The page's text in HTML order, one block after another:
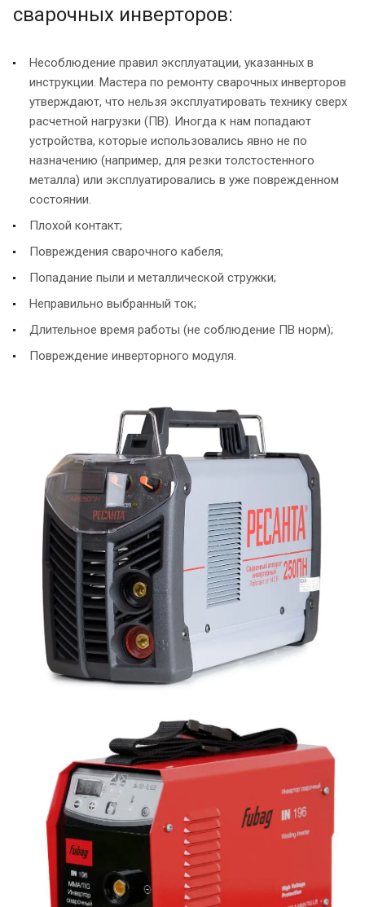
сварочных инверторов:
Несоблюдение правил эксплуатации, указанных в
инструкции. Мастера по ремонту сварочных инверторов
утверждают, что нельзя эксплуатировать технику сверх
расчетной нагрузки (ПВ). Иногда к нам попадают
устройства, которые использовались явно не по
назначению (например, для резки толстостенного
металла) или эксплуатировались в уже поврежденном
состоянии.
Плохой контакт;
Повреждения сварочного кабеля;
Попадание пыли и металлической стружки;
Неправильно выбранный ток;
Длительное время работы (не соблюдение ПВ норм);
Повреждение инверторного модуля.